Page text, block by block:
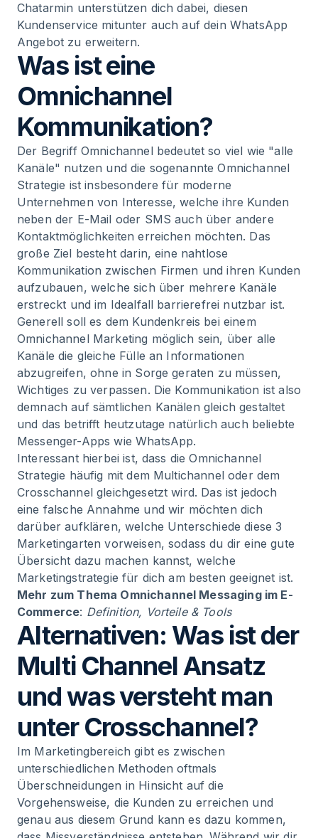
10.Die besten Beispiele: Diese Unternehmen
wissen, wie man auf verschiedenen Kanälen
kommuniziert!
11
Investition in die Zukunft: Vertriebskanäle breit
aufstellen wird für dich immer wichtiger
.Fazit: Omnichannel Kommunikation -
Chatarmin unterstützt dich beim breit
aufgestellten Kundenkontakt
Chatarmin unterstützen dich dabei, diesen
Kundenservice mitunter auch auf dein WhatsApp
Angebot zu erweitern.
Was ist eine
Omnichannel
Kommunikation?
Der Begriff Omnichannel bedeutet so viel wie "alle
Kanäle" nutzen und die sogenannte Omnichannel
Strategie ist insbesondere für moderne
Unternehmen von Interesse, welche ihre Kunden
neben der E-Mail oder SMS auch über andere
Kontaktmöglichkeiten erreichen möchten. Das
große Ziel besteht darin, eine nahtlose
Kommunikation zwischen Firmen und ihren Kunden
aufzubauen, welche sich über mehrere Kanäle
erstreckt und im Idealfall barrierefrei nutzbar ist.
Generell soll es dem Kundenkreis bei einem
Omnichannel Marketing möglich sein, über alle
Kanäle die gleiche Fülle an Informationen
abzugreifen, ohne in Sorge geraten zu müssen,
Wichtiges zu verpassen. Die Kommunikation ist also
demnach auf sämtlichen Kanälen gleich gestaltet
und das betrifft heutzutage natürlich auch beliebte
Messenger-Apps wie WhatsApp.
Interessant hierbei ist, dass die Omnichannel
Strategie häufig mit dem Multichannel oder dem
Crosschannel gleichgesetzt wird. Das ist jedoch
eine falsche Annahme und wir möchten dich
darüber aufklären, welche Unterschiede diese 3
Marketingarten vorweisen, sodass du dir eine gute
Übersicht dazu machen kannst, welche
Marketingstrategie für dich am besten geeignet ist.
Mehr zum Thema Omnichannel Messaging im E-
Commerce: Definition, Vorteile & Tools
Alternativen: Was ist der
Multi Channel Ansatz
und was versteht man
unter Crosschannel?
Im Marketingbereich gibt es zwischen
unterschiedlichen Methoden oftmals
Überschneidungen in Hinsicht auf die
Vorgehensweise, die Kunden zu erreichen und
genau aus diesem Grund kann es dazu kommen,